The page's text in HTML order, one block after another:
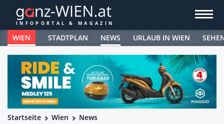
WIEN STADTPLAN NEWS URLAUB IN WIEN
Startseite Wien News